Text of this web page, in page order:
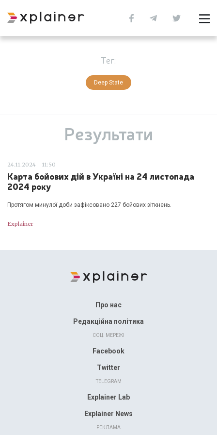
Тег:
Deep State
Результати
24.11.2024 11:50
Карта бойових дій в Україні на 24 листопада
2024 року
Протягом минулої доби зафіксовано 227 бойових зіткнень.
Explainer
Про нас
Редакційна політика
СОЦ. МЕРЕЖІ
Facebook
Twitter
TELEGRAM
Explainer Lab
Explainer News
РЕКЛАМА